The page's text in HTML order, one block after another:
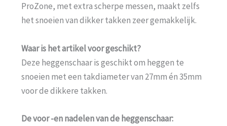
ProZone, met extra scherpe messen, maakt zelfs
het snoeien van dikker takken zeer gemakkelijk.
Waar is het artikel voor geschikt?
Deze heggenschaar is geschikt om heggen te
snoeien met een takdiameter van 27mm én 35mm
voor de dikkere takken.
De voor -en nadelen van de heggenschaar: